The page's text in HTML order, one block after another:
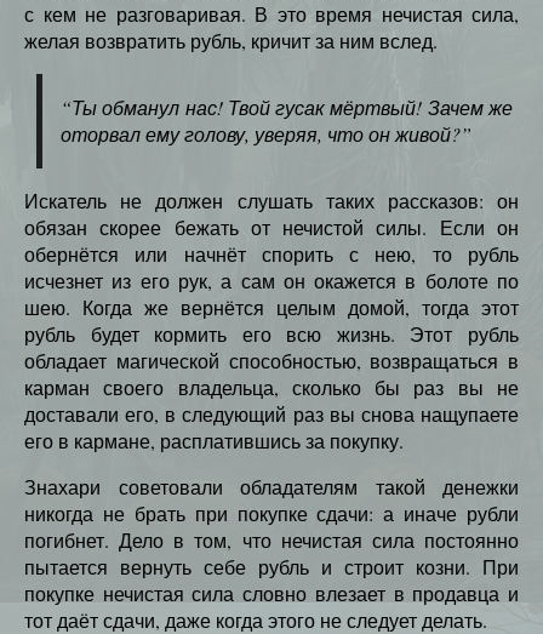
с кем не разговаривая. В это время нечистая сила,
желая возвратить рубль, кричит за ним вслед.
“Ты обманул нас! Твой гусак мёртвый! Зачем же
оторвал ему голову, уверяя, что он живой?”
Искатель не должен слушать таких рассказов: он
обязан скорее бежать от нечистой силы. Если он
обернётся или начнёт спорить с нею, то рубль
исчезнет из его рук, а сам он окажется в болоте по
шею. Когда же вернётся целым домой, тогда этот
рубль будет кормить его всю жизнь. Этот рубль
обладает магической способностью, возвращаться в
карман своего владельца, сколько бы раз вы не
доставали его, в следующий раз вы снова нащупаете
его в кармане, расплатившись за покупку.
Знахари советовали обладателям такой денежки
никогда не брать при покупке сдачи: а иначе рубли
погибнет. Дело в том, что нечистая сила постоянно
пытается вернуть себе рубль и строит козни. При
покупке нечистая сила словно влезает в продавца и
тот даёт сдачи, даже когда этого не следует делать.